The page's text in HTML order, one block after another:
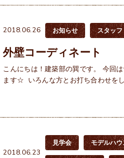
2018.06.26 お知らせ スタッフ
外壁コーディネート
こんにちは！建築部の巽です。 今回
ます☆ いろんな方とお打ち合わせを
2018.06.23
見学会 モデルハウ